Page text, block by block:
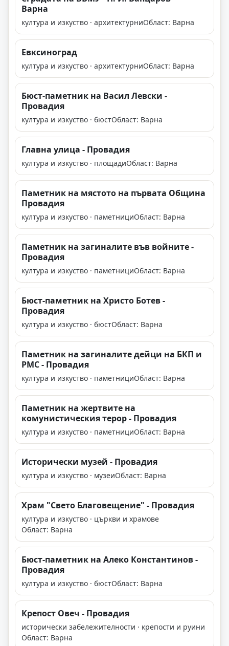
Варна
култура и изкуство · архитектурниОбласт: Варна
Евксиноград
култура и изкуство · архитектурниОбласт: Варна
Бюст-паметник на Васил Левски -
Провадия
култура и изкуство · бюстОбласт: Варна
Главна улица - Провадия
култура и изкуство · площадиОбласт: Варна
Паметник на мястото на първата Община
Провадия
култура и изкуство · паметнициОбласт: Варна
Паметник на загиналите във войните -
Провадия
култура и изкуство · паметнициОбласт: Варна
Бюст-паметник на Христо Ботев -
Провадия
култура и изкуство · бюстОбласт: Варна
Паметник на загиналите дейци на БКП и
РМС - Провадия
култура и изкуство · паметнициОбласт: Варна
Паметник на жертвите на
комунистическия терор - Провадия
култура и изкуство · паметнициОбласт: Варна
Исторически музей - Провадия
култура и изкуство · музеиОбласт: Варна
Храм "Свето Благовещение" - Провадия
култура и изкуство · църкви и храмове
Област: Варна
Бюст-паметник на Алеко Константинов -
Провадия
култура и изкуство · бюстОбласт: Варна
Крепост Овеч - Провадия
исторически забележителности · крепости и руини
Област: Варна